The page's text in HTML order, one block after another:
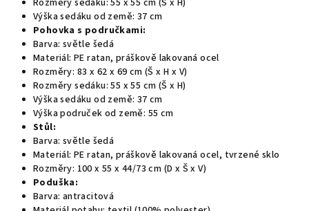
Rozměry sedáku: 55 x 55 cm (Š x H)
Výška sedáku od země: 37 cm
Pohovka s područkami:
Barva: světle šedá
Materiál: PE ratan, práškově lakovaná ocel
Rozměry: 83 x 62 x 69 cm (Š x H x V)
Rozměry sedáku: 55 x 55 cm (Š x H)
Výška sedáku od země: 37 cm
Výška područek od země: 55 cm
Stůl:
Barva: světle šedá
Materiál: PE ratan, práškově lakovaná ocel, tvrzené sklo
Rozměry: 100 x 55 x 44/73 cm (D x Š x V)
Poduška:
Barva: antracitová